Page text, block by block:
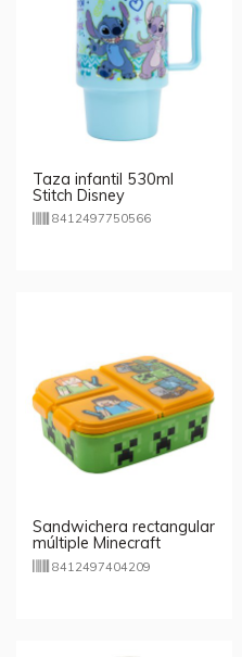
Taza infantil 530ml
Stitch Disney
8412497750566
Sandwichera rectangular
múltiple Minecraft
8412497404209